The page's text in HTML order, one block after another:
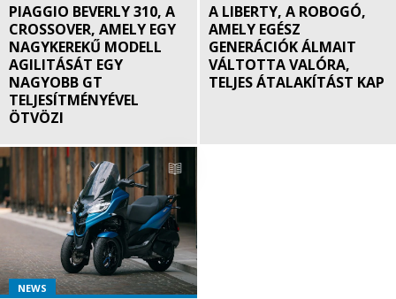
PIAGGIO BEVERLY 310, A
CROSSOVER, AMELY EGY
NAGYKEREKŰ MODELL
AGILITÁSÁT EGY
NAGYOBB GT
TELJESÍTMÉNYÉVEL
ÖTVÖZI
A LIBERTY, A ROBOGÓ,
AMELY EGÉSZ
GENERÁCIÓK ÁLMAIT
VÁLTOTTA VALÓRA,
TELJES ÁTALAKÍTÁST KAP
NEWS